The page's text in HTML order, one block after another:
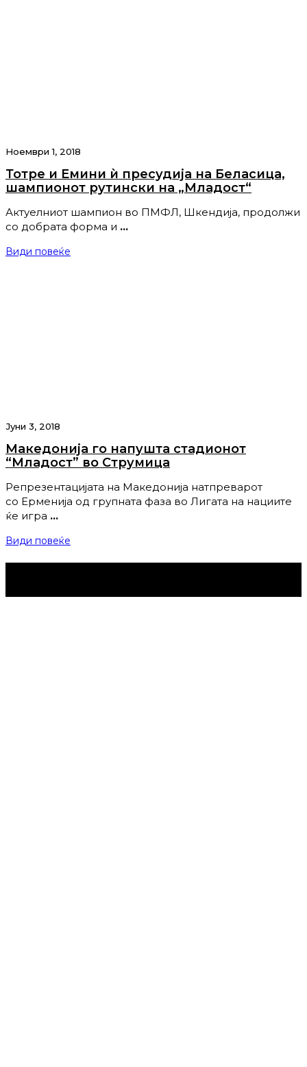
Ноември 1, 2018
Тотре и Емини ѝ пресудија на Беласица,
шампионот рутински на „Младост“
Актуелниот шампион во ПМФЛ, Шкендија, продолжи
со добрата форма и …
Види повеќе
Јуни 3, 2018
Македонија го напушта стадионот
“Младост” во Струмица
Репрезентацијата на Македонија натпреварот
со Ерменија од групната фаза во Лигата на нациите
ќе игра …
Види повеќе